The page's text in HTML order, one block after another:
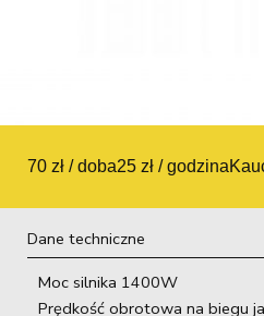
70 zł / doba25 zł / godzina
Dane techniczne
Moc silnika 1400W
Prędkość obrotowa na biegu